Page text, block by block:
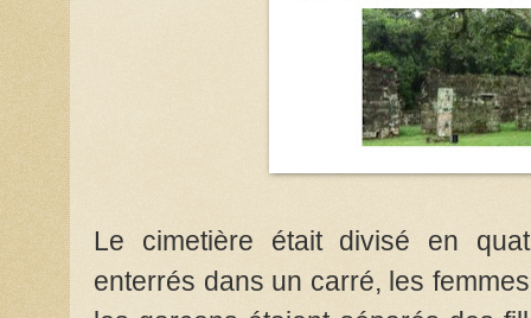
Le cimetière était divisé en
enterrés dans un carré, les